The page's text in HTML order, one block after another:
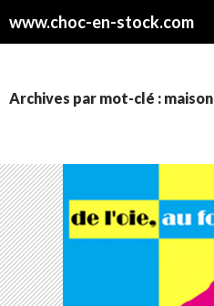
www.choc-en-stock.com
Archives par mot-clé : maison